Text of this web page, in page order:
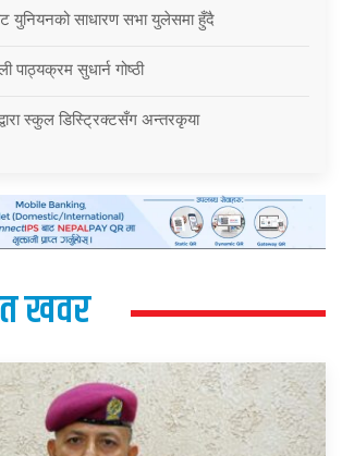
युनियनको साधारण सभा युलेसमा हुँदै
पाठ्यक्रम सुधार्न गोष्ठी
स्कुल डिस्ट्रिक्टसँग अन्तरकृया
खवर